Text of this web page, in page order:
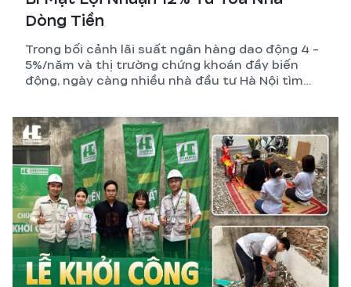
Dòng Tiền
Trong bối cảnh lãi suất ngân hàng dao động 4 -
5%/năm và thị trường chứng khoán đầy biến
động, ngày càng nhiều nhà đầu tư Hà Nội tìm
tiền – CCMN – căn hộ dịch vụ.